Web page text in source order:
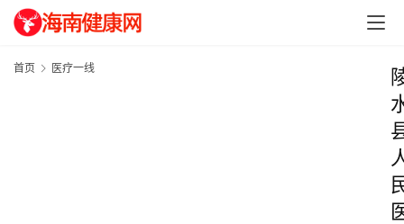
首页 医疗一线